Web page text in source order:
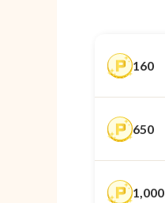
160
650
1,000